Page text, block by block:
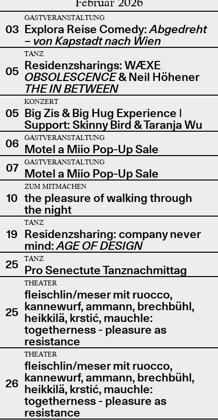
03
GASTVERANSTALTUNG
Explora Reise Comedy:Abgedreht
– von Kapstadt nach Wien
05
TANZ
Residenzsharings: WÆXE
OBSOLESCENCE& Neil Höhener
THE IN BETWEEN
05
KONZERT
Big Zis & Big Hug Experience |
Support: Skinny Bird & Taranja Wu
06
GASTVERANSTALTUNG
Motel a Miio Pop-Up Sale
07
GASTVERANSTALTUNG
Motel a Miio Pop-Up Sale
10
ZUM MITMACHEN
the pleasure of walking through
the night
19
TANZ
Residenzsharing: company never
mind:AGE OF DESIGN
25
TANZ
Pro Senectute Tanznachmittag
25
THEATER
fleischlin/meser mit ruocco,
kannewurf, ammann, brechbühl,
heikkilä, krstić, mauchle:
togetherness - pleasure as
resistance
26
THEATER
fleischlin/meser mit ruocco,
kannewurf, ammann, brechbühl,
heikkilä, krstić, mauchle:
togetherness - pleasure as
resistance